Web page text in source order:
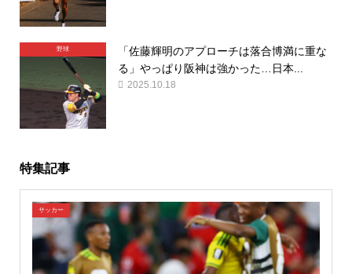
野球
「佐藤輝明のアプローチは落合博満に重な
る」やっぱり阪神は強かった…日本...
2025.10.18
特集記事
サッカー